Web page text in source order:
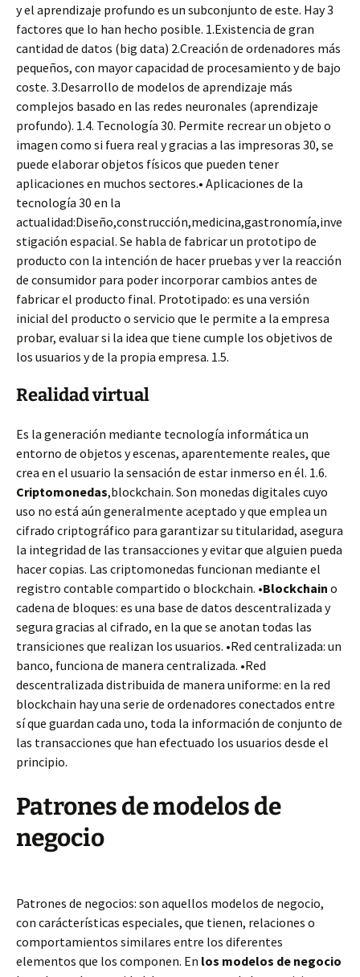
y el aprendizaje profundo es un subconjunto de este. Hay 3
factores que lo han hecho posible. 1.Existencia de gran
cantidad de datos (big data) 2.Creación de ordenadores más
pequeños, con mayor capacidad de procesamiento y de bajo
coste. 3.Desarrollo de modelos de aprendizaje más
complejos basado en las redes neuronales (aprendizaje
profundo). 1.4. Tecnología 30. Permite recrear un objeto o
imagen como si fuera real y gracias a las impresoras 30, se
puede elaborar objetos físicos que pueden tener
aplicaciones en muchos sectores.• Aplicaciones de la
tecnología 30 en la
actualidad:Diseño,construcción,medicina,gastronomía,inve
stigación espacial. Se habla de fabricar un prototipo de
producto con la intención de hacer pruebas y ver la reacción
de consumidor para poder incorporar cambios antes de
fabricar el producto final. Prototipado: es una versión
inicial del producto o servicio que le permite a la empresa
probar, evaluar si la idea que tiene cumple los objetivos de
los usuarios y de la propia empresa. 1.5.
Realidad virtual
Es la generación mediante tecnología informática un
entorno de objetos y escenas, aparentemente reales, que
crea en el usuario la sensación de estar inmerso en él. 1.6.
Criptomonedas,blockchain. Son monedas digitales cuyo
uso no está aún generalmente aceptado y que emplea un
cifrado criptográfico para garantizar su titularidad, asegura
la integridad de las transacciones y evitar que alguien pueda
hacer copias. Las criptomonedas funcionan mediante el
registro contable compartido o blockchain. •Blockchain o
cadena de bloques: es una base de datos descentralizada y
segura gracias al cifrado, en la que se anotan todas las
transiciones que realizan los usuarios. •Red centralizada: un
banco, funciona de manera centralizada. •Red
descentralizada distribuida de manera uniforme: en la red
blockchain hay una serie de ordenadores conectados entre
sí que guardan cada uno, toda la información de conjunto de
las transacciones que han efectuado los usuarios desde el
principio.
Patrones de modelos de
negocio
Patrones de negocios: son aquellos modelos de negocio,
con carácterísticas especiales, que tienen, relaciones o
comportamientos similares entre los diferentes
elementos que los componen. En los modelos de negocio